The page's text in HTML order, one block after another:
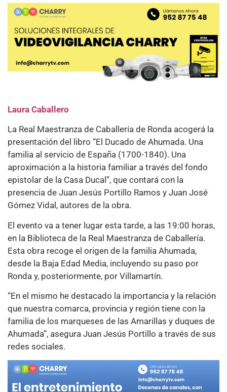
Laura Caballero
La Real Maestranza de Caballería de Ronda acogerá la
presentación del libro “El Ducado de Ahumada. Una
familia al servicio de España (1700-1840). Una
aproximación a la historia familiar a través del fondo
epistolar de la Casa Ducal”, que contará con la
presencia de Juan Jesús Portillo Ramos y Juan José
Gómez Vidal, autores de la obra.
El evento va a tener lugar esta tarde, a las 19:00 horas,
en la Biblioteca de la Real Maestranza de Caballería.
Esta obra recoge el origen de la familia Ahumada,
desde la Baja Edad Media, incluyendo su paso por
Ronda y, posteriormente, por Villamartín.
“En el mismo he destacado la importancia y la relación
que nuestra comarca, provincia y región tiene con la
familia de los marqueses de las Amarillas y duques de
Ahumada”, asegura Juan Jesús Portillo a través de sus
redes sociales.